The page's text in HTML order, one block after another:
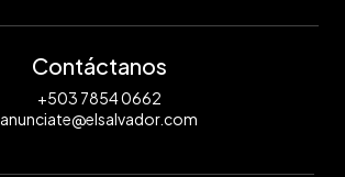
Contáctanos
+503 7854 0662
anunciate@elsalvador.com